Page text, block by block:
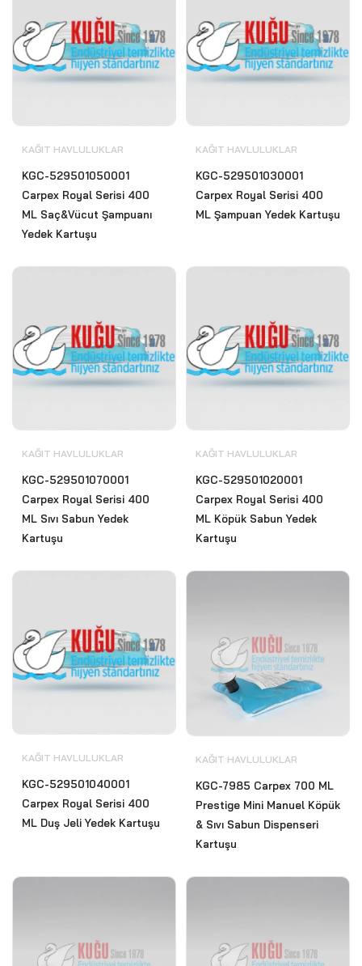
KAĞIT HAVLULUKLAR
KGC-529501050001
Carpex Royal Serisi 400
ML Saç&Vücut Şampuanı
Yedek Kartuşu
KAĞIT HAVLULUKLAR
KGC-529501030001
Carpex Royal Serisi 400
ML Şampuan Yedek Kartuşu
KAĞIT HAVLULUKLAR
KGC-529501070001
Carpex Royal Serisi 400
ML Sıvı Sabun Yedek
Kartuşu
KAĞIT HAVLULUKLAR
KGC-529501020001
Carpex Royal Serisi 400
ML Köpük Sabun Yedek
Kartuşu
KAĞIT HAVLULUKLAR
KGC-529501040001
Carpex Royal Serisi 400
ML Duş Jeli Yedek Kartuşu
KAĞIT HAVLULUKLAR
KGC-7985 Carpex 700 ML
Prestige Mini Manuel Köpük
& Sıvı Sabun Dispenseri
Kartuşu